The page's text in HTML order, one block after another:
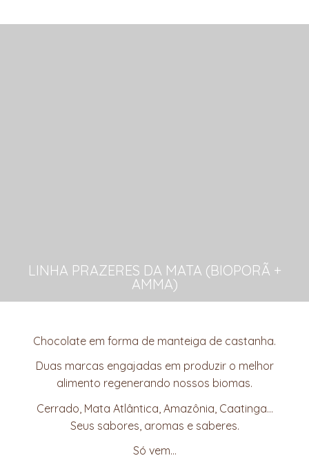
LINHA PRAZERES DA MATA (BIOPORÃ +
AMMA)
Chocolate em forma de manteiga de castanha.
Duas marcas engajadas em produzir o melhor
alimento regenerando nossos biomas.
Cerrado, Mata Atlântica, Amazônia, Caatinga…
Seus sabores, aromas e saberes.
Só vem…